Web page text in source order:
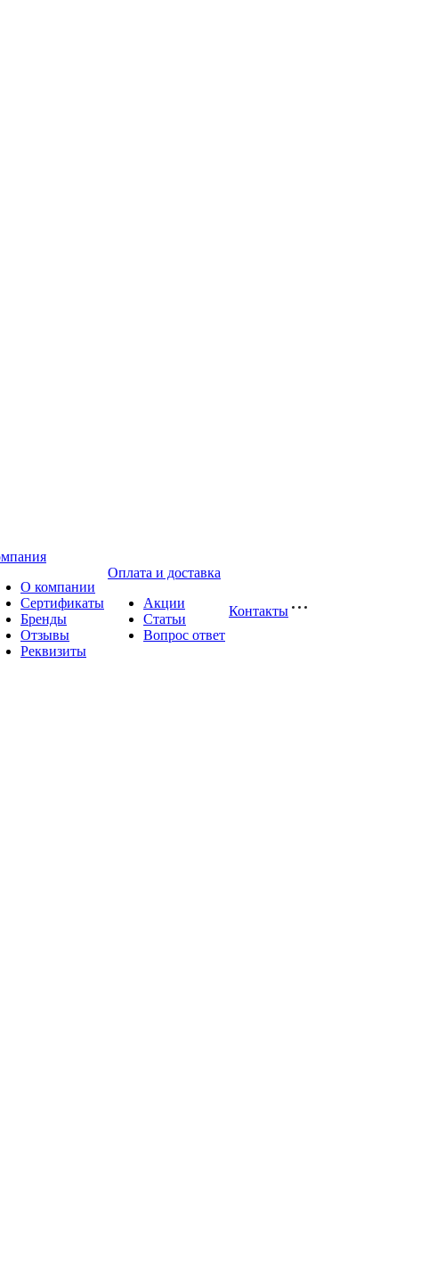
О компании
Сертификаты
Бренды
Отзывы
Реквизиты
Оплата и доставка
Акции
Статьи
Вопрос ответ
Контакты